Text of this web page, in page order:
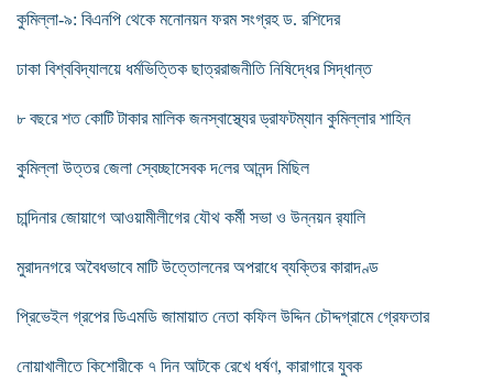
কুমিল্লা-৯: বিএনপি থেকে মনোনয়ন ফরম সংগ্রহ ড. রশিদের
ঢাকা বিশ্ববিদ্যালয়ে ধর্মভিত্তিক ছাত্ররাজনীতি নিষিদ্ধের সিদ্ধান্ত
৮ বছরে শত কোটি টাকার মালিক জনস্বাস্থ্যের ড্রাফটম্যান কুমিল্লার শাহিন
কুমিল্লা উত্তর জেলা স্বেচ্ছাসেবক দ‌লের আনন্দ মি‌ছিল
চান্দিনার জোয়াগে আওয়ামীলীগের যৌথ কর্মী সভা ও উন্নয়ন র‌্যালি
মুরাদনগরে অবৈধভাবে মাটি উত্তোলনের অপরাধে ব্যক্তির কারাদণ্ড
প্রিভেইল গ্রপের ডিএমডি জামায়াত নেতা কফিল উদ্দিন চৌদ্দগ্রামে গ্রেফতার
নোয়াখালীতে কিশোরীকে ৭ দিন আটকে রেখে ধর্ষণ, কারাগারে যুবক